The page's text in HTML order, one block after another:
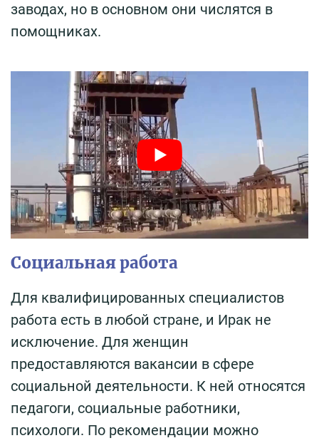
заводах, но в основном они числятся в
помощниках.
Социальная работа
Для квалифицированных специалистов
работа есть в любой стране, и Ирак не
исключение. Для женщин
предоставляются вакансии в сфере
социальной деятельности. К ней относятся
педагоги, социальные работники,
психологи. По рекомендации можно